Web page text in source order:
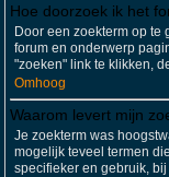
Hoe doorzoek ik het
Door een zoekterm op te
forum en onderwerp
"zoeken" link te klikken,
Omhoog
Waarom levert mijn
Je zoekterm was
mogelijk teveel termen
specifieker en gebruik,